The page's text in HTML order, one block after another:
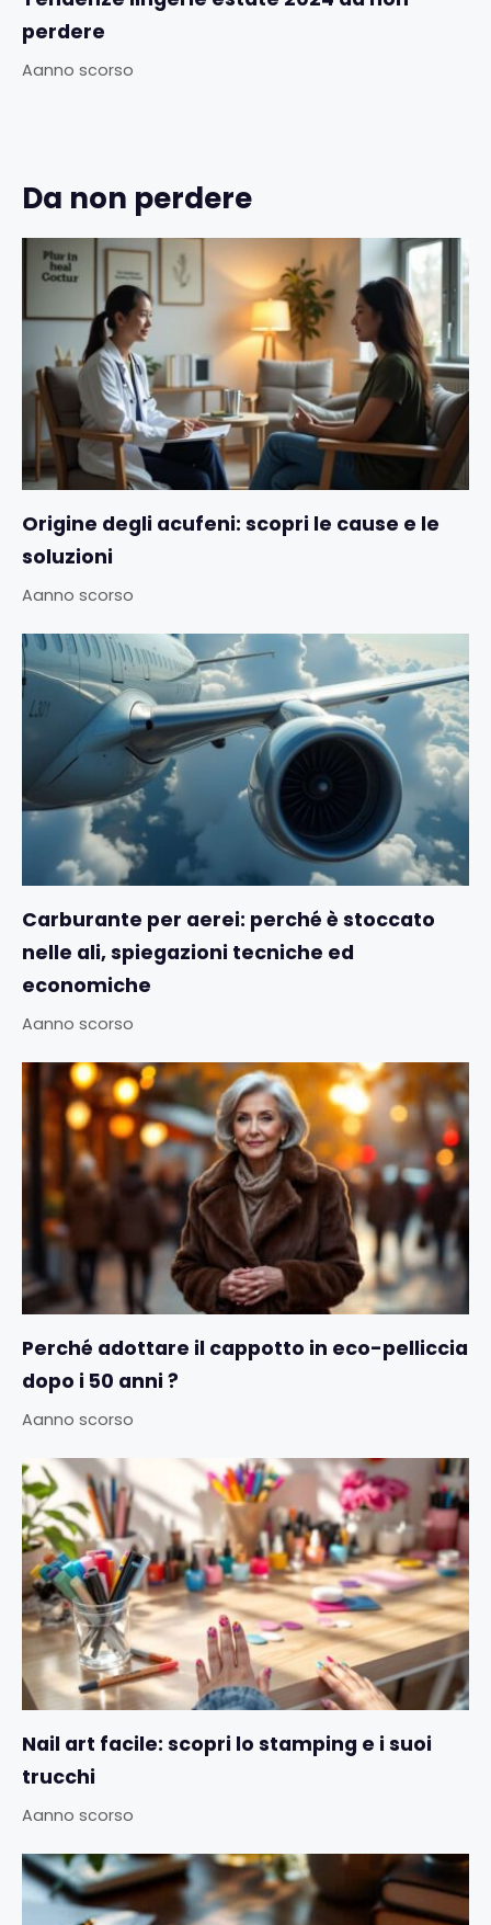
perdere
Aanno scorso
Da non perdere
Origine degli acufeni: scopri le cause e le
soluzioni
Aanno scorso
Carburante per aerei: perché è stoccato
nelle ali, spiegazioni tecniche ed
economiche
Aanno scorso
Perché adottare il cappotto in eco-pelliccia
dopo i 50 anni ?
Aanno scorso
Nail art facile: scopri lo stamping e i suoi
trucchi
Aanno scorso